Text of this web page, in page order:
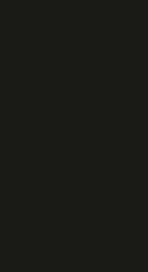
quarta-feira, às
é de ter a cabeça no
resultado que interessa ao
vencedor!’
⬇
GRAÇA